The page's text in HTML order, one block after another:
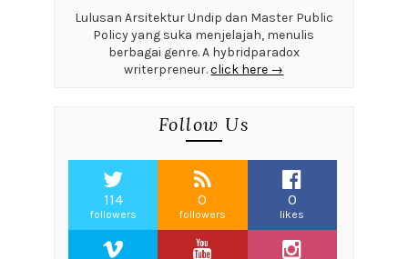
Lulusan Arsitektur Undip dan Master Public
Policy yang suka menjelajah, menulis
berbagai genre. A hybridparadox
writerpreneur.click here →
Follow Us
114
followers
0
followers
0
likes